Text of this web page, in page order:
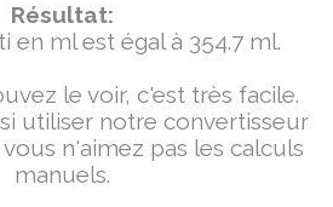
Résultat:
en ml est égal à 354.7 ml.
le voir, c'est très facile.
utiliser notre convertisseur
n'aimez pas les calculs
manuels.